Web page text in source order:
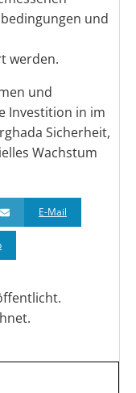
und
werden.
und
Investition in im
Sicherheit,
Wachstum
E-Mail